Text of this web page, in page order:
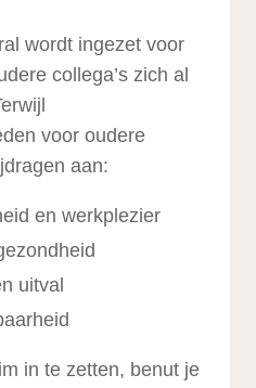
wordt ingezet voor
collega’s zich al
voor oudere
aan:
en werkplezier
uitval
in te zetten, benut je